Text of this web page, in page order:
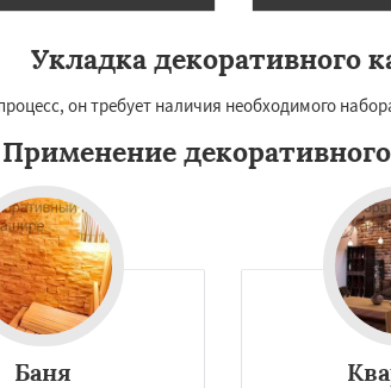
Укладка декоративного
он требует наличия необходимого
Применение
Баня